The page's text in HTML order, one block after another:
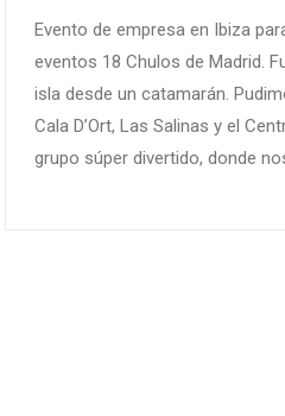
Evento de empresa en Ibiza
eventos 18 Chulos de Madrid.
isla desde un catamarán.
Cala D’Ort, Las Salinas y el
grupo súper divertido, donde